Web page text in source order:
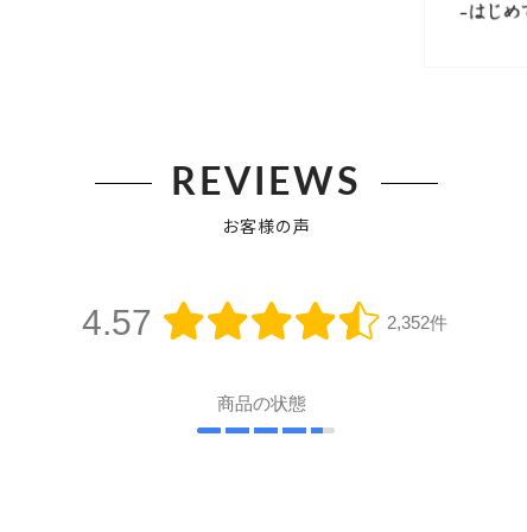
REVIEWS
お客様の声
4.57 2,352件
商品の状態